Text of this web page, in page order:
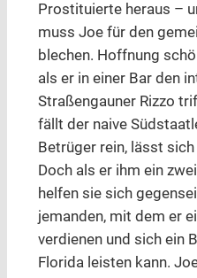
Prostituierte heraus –
muss Joe für den
blechen. Hoffnung
als er in einer Bar den
Straßengauner Rizzo
fällt der naive
Betrüger rein, lässt
Doch als er ihm ein
helfen sie sich
jemanden, mit dem er
verdienen und sich ein
Florida leisten kann.